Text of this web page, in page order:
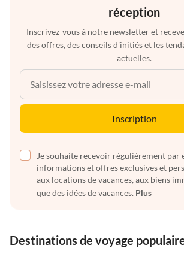
réception
Inscrivez-vous à notre newsletter et
des offres, des conseils d'initiés et les
actuelles.
Inscription
Je souhaite recevoir régulièrement par
informations et offres exclusives et
aux locations de vacances, aux biens
que des idées de vacances. Plus
Destinations de voyage